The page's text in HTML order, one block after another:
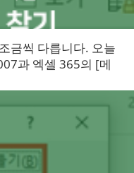
금씩 다릅니다. 오늘
과 엑셀 365의 [메